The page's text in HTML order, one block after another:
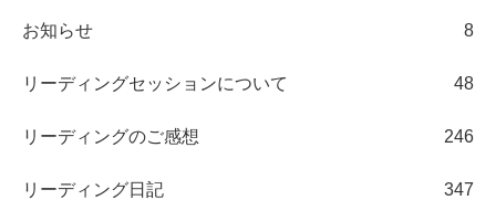
お知らせ 8
リーディングセッションについて 48
リーディングのご感想 246
リーディング日記 347